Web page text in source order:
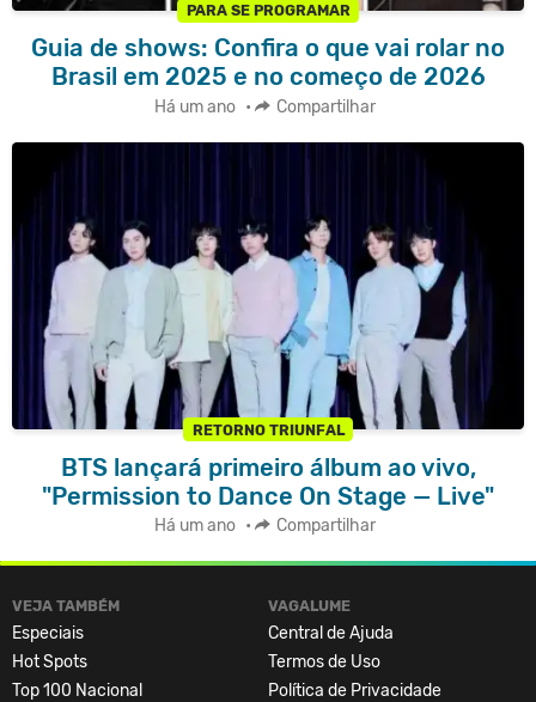
PARA SE PROGRAMAR
Guia de shows: Confira o que vai rolar no
Brasil em 2025 e no começo de 2026
Há um ano • Compartilhar
RETORNO TRIUNFAL
BTS lançará primeiro álbum ao vivo,
"Permission to Dance On Stage — Live"
Há um ano • Compartilhar
VEJA TAMBÉM
Especiais
Hot Spots
Top 100 Nacional
VAGALUME
Central de Ajuda
Termos de Uso
Política de Privacidade